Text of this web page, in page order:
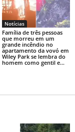
Notícias
Família de três pessoas
que morreu em um
grande incêndio no
apartamento da vovó em
Wiley Park se lembra do
homem como gentil e...